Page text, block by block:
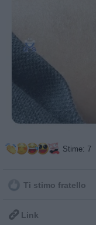
Stime: 7
Ti stimo fratello
 Link